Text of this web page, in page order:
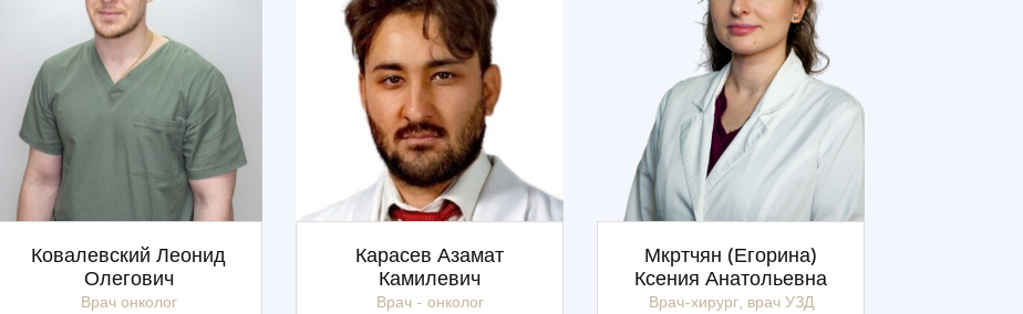
Ковалевский Леонид
Олегович
Врач онколог
Карасев Азамат
Камилевич
Врач - онколог
Мкртчян (Егорина)
Ксения Анатольевна
Врач-хирург, врач УЗД